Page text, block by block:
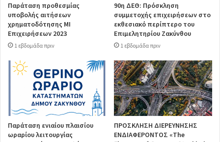
Παράταση προθεσμίας
υποβολής αιτήσεων
χρηματοδότησης ΜΙ
Επιχειρήσεων 2023
1 εβδομάδα πριν
90η ΔΕΘ: Πρόσκληση
συμμετοχής επιχειρήσεων στο
εκθεσιακό περίπτερο του
Επιμελητηρίου Ζακύνθου
1 εβδομάδα πριν
Παράταση ενιαίου πλαισίου
ωραρίου λειτουργίας
ΠΡΟΣΚΛΗΣΗ ΔΙΕΡΕΥΝΗΣΗΣ
ΕΝΔΙΑΦΕΡΟΝΤΟΣ «The